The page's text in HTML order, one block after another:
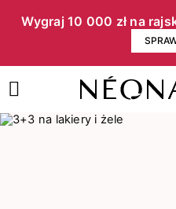
Wygraj 10 000 zł na